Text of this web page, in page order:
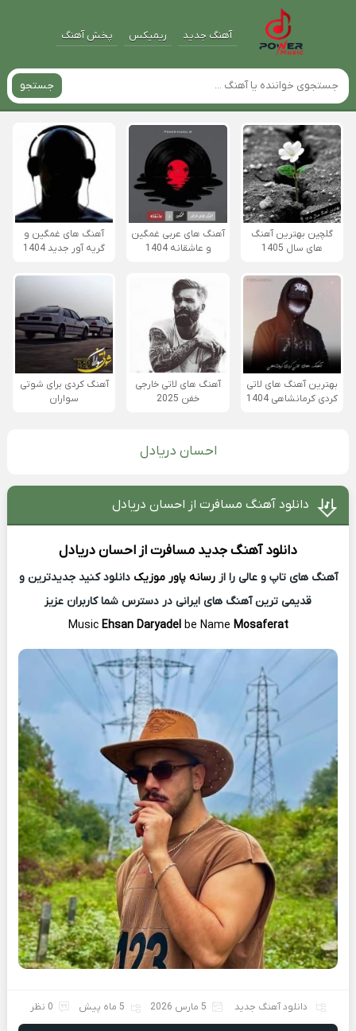
آهنگ جدید ریمیکس پخش آهنگ
جستجو
گلچین بهترین آهنگ
های سال 1405
آهنگ های عربی غمگین
و عاشقانه 1404
آهنگ های غمگین و
گریه آور جدید 1404
بهترین آهنگ های لاتی
کردی کرمانشاهی 1404
آهنگ های لاتی خارجی
خفن 2025
آهنگ کردی برای شوتی
سواران
احسان دریادل
دانلود آهنگ مسافرت از احسان دریادل
دانلود آهنگ جدید مسافرت ازاحسان دریادل
آهنگ های تاپ و عالی را ازرسانه پاور موزیک دانلود کنید جدیدترین و
قدیمی ترین آهنگ های ایرانی در دسترس شما کاربران عزیز
MusicEhsan Daryadel be Name Mosaferat
دانلود آهنگ جدید 5 مارس 2026 5 ماه پیش 0 نظر